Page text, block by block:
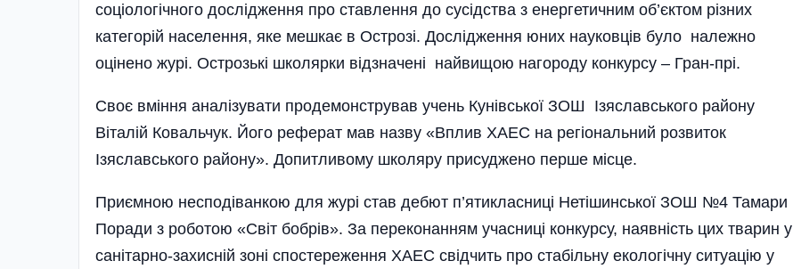
соціологічного дослідження про ставлення до сусідства з енергетичним об’єктом різних
категорій населення, яке мешкає в Острозі. Дослідження юних науковців було належно
оцінено журі. Острозькі школярки відзначені найвищою нагороду конкурсу – Гран-прі.
Своє вміння аналізувати продемонстрував учень Кунівської ЗОШ Ізяславського району
Віталій Ковальчук. Його реферат мав назву «Вплив ХАЕС на регіональний розвиток
Ізяславського району». Допитливому школяру присуджено перше місце.
Приємною несподіванкою для журі став дебют п’ятикласниці Нетішинської ЗОШ №4 Тамари
Поради з роботою «Світ бобрів». За переконанням учасниці конкурсу, наявність цих тварин у
санітарно-захисній зоні спостереження ХАЕС свідчить про стабільну екологічну ситуацію у